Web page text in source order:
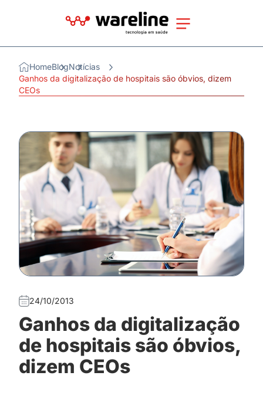
HomeBlogNotícias
Ganhos da digitalização de hospitais são óbvios, dizem
CEOs
24/10/2013
Ganhos da digitalização
de hospitais são óbvios,
dizem CEOs